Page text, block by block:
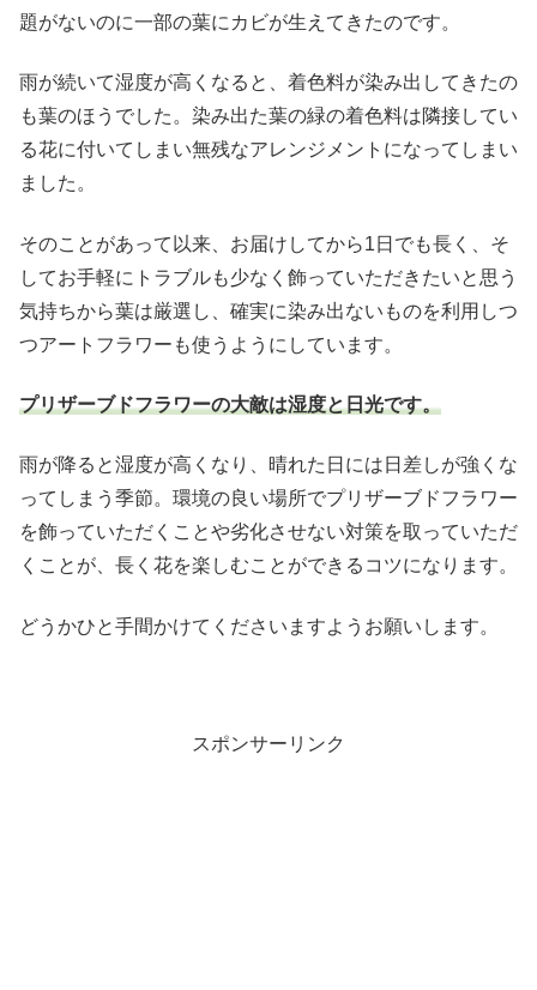
題がないのに一部の葉にカビが生えてきたのです。
雨が続いて湿度が高くなると、着色料が染み出してきたの
も葉のほうでした。染み出た葉の緑の着色料は隣接してい
る花に付いてしまい無残なアレンジメントになってしまい
ました。
そのことがあって以来、お届けしてから1日でも長く、そ
してお手軽にトラブルも少なく飾っていただきたいと思う
気持ちから葉は厳選し、確実に染み出ないものを利用しつ
つアートフラワーも使うようにしています。
プリザーブドフラワーの大敵は湿度と日光です。
雨が降ると湿度が高くなり、晴れた日には日差しが強くな
ってしまう季節。環境の良い場所でプリザーブドフラワー
を飾っていただくことや劣化させない対策を取っていただ
くことが、長く花を楽しむことができるコツになります。
どうかひと手間かけてくださいますようお願いします。
スポンサーリンク